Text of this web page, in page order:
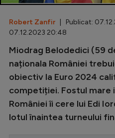
Champions
Europa League
Conference
CM 2026
Robert Zanfir | Publicat:
07.12.2023 20:48
Miodrag Belodedici (59
naționala României
obiectiv la Euro 2024
competiției. Fostul mare
României îi cere lui Edi
lotul înaintea turneului